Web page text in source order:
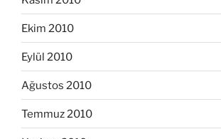
Ekim 2010
Eylül 2010
Ağustos 2010
Temmuz 2010